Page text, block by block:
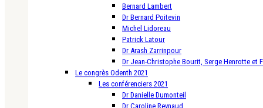
Bernard Lambert
Dr Bernard Poitevin
Michel Lidoreau
Patrick Latour
Dr Arash Zarrinpour
Dr Jean-Christophe Bourit, Serge Henrotte et
Le congrès Odenth 2021
Les conférenciers 2021
Dr Danielle Dumonteil
Dr Caroline Reynaud